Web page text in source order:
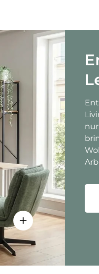
Einzelheiten